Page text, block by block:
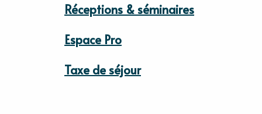
Réceptions & séminaires
Espace Pro
Taxe de séjour